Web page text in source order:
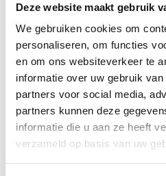
Deze website maakt gebruik
We gebruiken cookies om
personaliseren, om functies
en om ons websiteverkeer te
informatie over uw gebruik
partners voor social media,
partners kunnen deze
informatie die u aan ze heeft
verzameld op basis van uw
Andere events
ZA
8
AUG.
Matinee-concert
📍Ouddorp🕐11:00
DI
11
Magic Summer
📍Ouddorp🕐17:00